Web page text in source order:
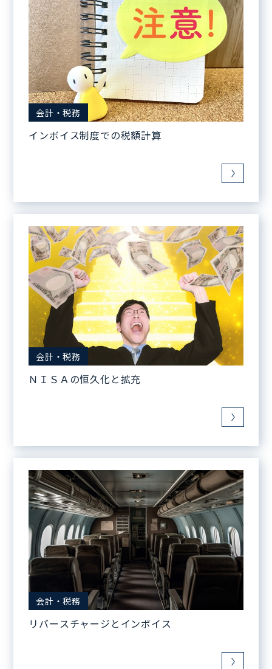
会計・税務
インボイス制度での税額計算
会計・税務
ＮＩＳＡの恒久化と拡充
会計・税務
リバースチャージとインボイス